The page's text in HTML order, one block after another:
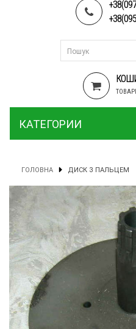
КАТЕГОРИИ
ГОЛОВНА ДИСК З ПАЛЬЦЕМ